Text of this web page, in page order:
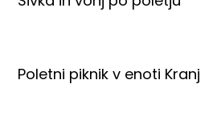
Poletni piknik v enoti Kranj